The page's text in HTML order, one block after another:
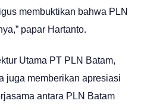
membuktikan bahwa PLN
papar Hartanto.
Utama PT PLN Batam,
juga memberikan apresiasi
antara PLN Batam